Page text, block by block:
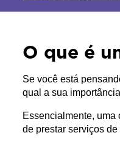
O que é
Se você está
qual a sua
Essencialmente, uma
de prestar serviços